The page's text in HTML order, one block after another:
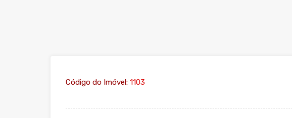
Código do Imóvel: 1103